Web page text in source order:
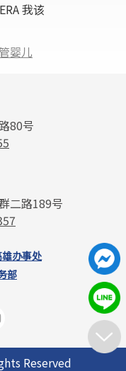
我该
婴儿
80号
二路189号
办事处
部
Reserved